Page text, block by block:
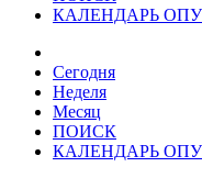
КАЛЕНДАРЬ
Сегодня
Неделя
Месяц
ПОИСК
КАЛЕНДАРЬ